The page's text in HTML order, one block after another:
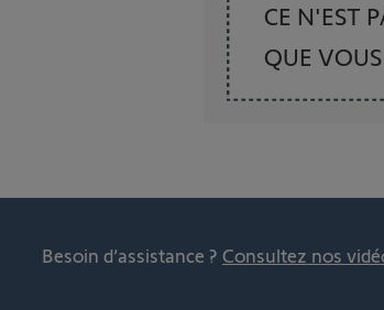
CE N'EST
QUE
Besoin d’assistance ? Consultez nos